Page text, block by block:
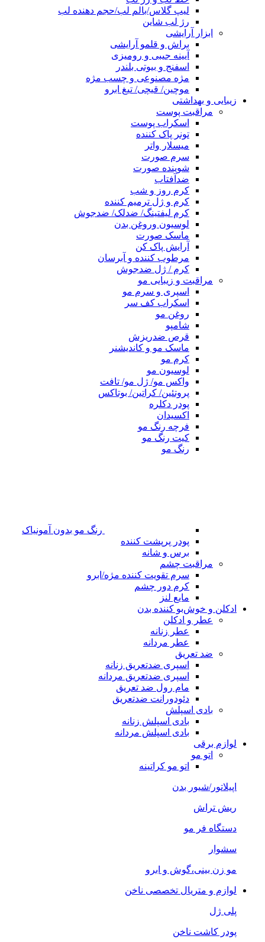
لیپ گلاس/بالم لب/حجم دهنده لب
رژ لب شاین
ابزار آرایشی
براش و قلمو آرایشی
آیینه جیبی و رومیزی
اسفنج و بیوتی بلندر
مژه مصنوعی و چسب مژه
موچین/ قیچی/ تیغ ابرو
زیبایی و بهداشتی
مراقبت پوست
اسکراب پوست
تونر پاک کننده
میسلار واتر
سرم صورت
شوینده صورت
ضدآفتاب
کرم روز و شب
کرم و ژل ترمیم کننده
کرم لیفتینگ/ ضدلک/ ضدجوش
لوسیون وروغن بدن
ماسک صورت
آرایش پاک کن
مرطوب کننده و آبرسان
کرم / ژل ضدجوش
مراقبت و زیبایی مو
اسپری و سرم مو
اسکراب کف سر
روغن مو
شامپو
قرص ضدریزش
ماسک مو و کاندیشنر
کرم مو
لوسیون مو
واکس مو/ ژل مو/ تافت
پروتئین/ کراتین/ بوتاکس
پودر دکلره
اکسیدان
فرچه رنگ مو
کیت رنگ مو
رنگ مو
رنگ مو بدون آمونیاک
پودر پرپشت کننده
برس و شانه
مراقبت چشم
سرم تقویت کننده مژه/ابرو
کرم دور چشم
مایع لنز
ادکلن و خوش‌بو کننده بدن
عطر و ادکلن
عطر زنانه
عطر مردانه
ضد تعریق
اسپری ضدتعریق زنانه
اسپری ضدتعریق مردانه
مام رول ضد تعریق
دئودورانت ضدتعریق
بادی اسپلش
بادی اسپلش زنانه
بادی اسپلش مردانه
لوازم برقی
اتو مو
اتو مو کراتینه
اپیلاتور/شیور بدن
ریش تراش
دستگاه فر مو
سشوار
مو زن بینی،گوش و ابرو
لوازم و متریال تخصصی ناخن
پلی ژل
پودر کاشت ناخن